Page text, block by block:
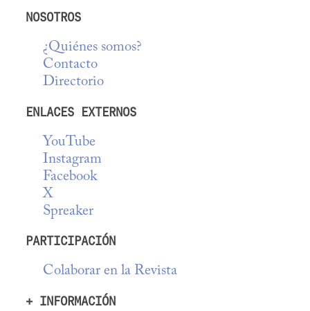
NOSOTROS
¿Quiénes somos?
Contacto
Directorio
ENLACES EXTERNOS
YouTube
Instagram
Facebook
X
Spreaker
PARTICIPACIÓN
Colaborar en la Revista
+ INFORMACIÓN